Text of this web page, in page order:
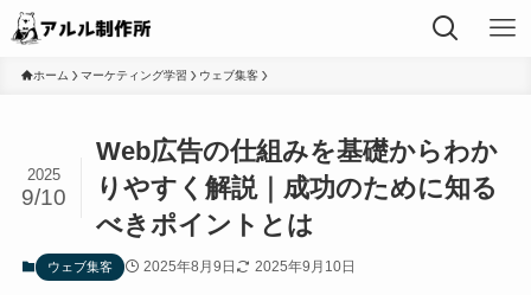
ホーム マーケティング学習 ウェブ集客
Web広告の仕組みを基礎からわか
りやすく解説｜成功のために知る
べきポイントとは
2025
9/10
ウェブ集客 2025年8月9日 2025年9月10日